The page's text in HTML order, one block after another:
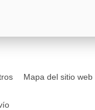
Mapa del sitio web